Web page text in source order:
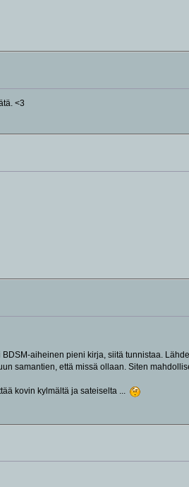
<3
aiheinen pieni kirja, siitä tunnistaa.
samantien, että missä ollaan. Siten
kovin kylmältä ja sateiselta ...